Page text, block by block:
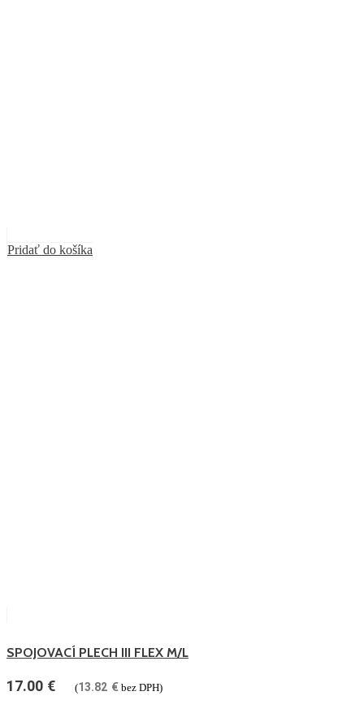
Pridať do košíka
SPOJOVACÍ PLECH III FLEX M/L
17.00 € (13.82 € bez DPH)